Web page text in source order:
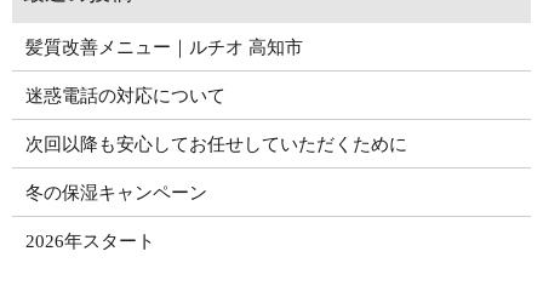
髪質改善メニュー｜ルチオ 高知市
迷惑電話の対応について
次回以降も安心してお任せしていただくために
冬の保湿キャンペーン
2026年スタート